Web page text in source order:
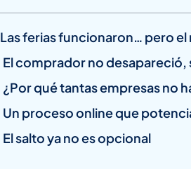
Las ferias funcionaron… pero
El comprador no desapareció,
¿Por qué tantas empresas no
Un proceso online que
El salto ya no es opcional